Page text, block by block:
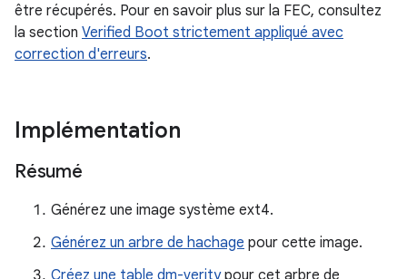
être récupérés. Pour en savoir plus sur la FEC, consultez
la section Verified Boot strictement appliqué avec
correction d'erreurs.
Implémentation
Résumé
Générez une image système ext4.
Générez un arbre de hachage pour cette image.